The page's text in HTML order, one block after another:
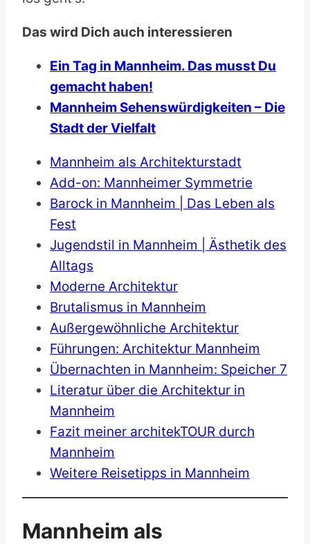
Das wird Dich auch interessieren
Ein Tag in Mannheim. Das musst Du
gemacht haben!
Mannheim Sehenswürdigkeiten – Die
Stadt der Vielfalt
Mannheim als Architekturstadt
Add-on: Mannheimer Symmetrie
Barock in Mannheim | Das Leben als
Fest
Jugendstil in Mannheim | Ästhetik des
Alltags
Moderne Architektur
Brutalismus in Mannheim
Außergewöhnliche Architektur
Führungen: Architektur Mannheim
Übernachten in Mannheim: Speicher 7
Literatur über die Architektur in
Mannheim
Fazit meiner architekTOUR durch
Mannheim
Weitere Reisetipps in Mannheim
Mannheim als